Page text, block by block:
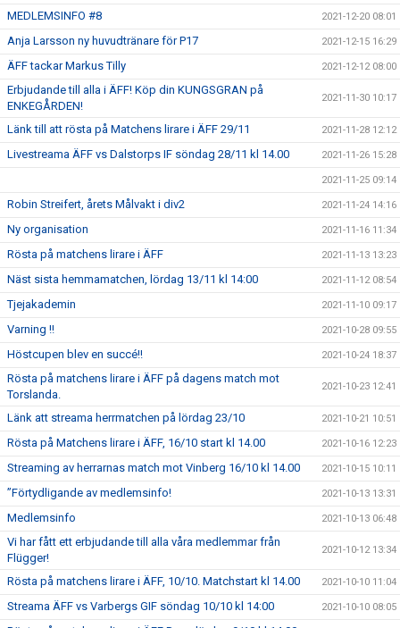
MEDLEMSINFO #8 2021-12-20 08:01
Anja Larsson ny huvudtränare för P17 2021-12-15 16:29
ÄFF tackar Markus Tilly 2021-12-12 08:00
Erbjudande till alla i ÄFF! Köp din KUNGSGRAN på
ENKEGÅRDEN!
2021-11-30 10:17
Länk till att rösta på Matchens lirare i ÄFF 29/11 2021-11-28 12:12
Livestreama ÄFF vs Dalstorps IF söndag 28/11 kl 14.00 2021-11-26 15:28
2021-11-25 09:14
Robin Streifert, årets Målvakt i div2 2021-11-24 14:16
Ny organisation 2021-11-16 11:34
Rösta på matchens lirare i ÄFF 2021-11-13 13:23
Näst sista hemmamatchen, lördag 13/11 kl 14:00 2021-11-12 08:54
Tjejakademin 2021-11-10 09:17
Varning !! 2021-10-28 09:55
Höstcupen blev en succé!! 2021-10-24 18:37
Rösta på matchens lirare i ÄFF på dagens match mot
Torslanda.
2021-10-23 12:41
Länk att streama herrmatchen på lördag 23/10 2021-10-21 10:51
Rösta på Matchens lirare i ÄFF, 16/10 start kl 14.00 2021-10-16 12:23
Streaming av herrarnas match mot Vinberg 16/10 kl 14.00 2021-10-15 10:11
”Förtydligande av medlemsinfo! 2021-10-13 13:31
Medlemsinfo 2021-10-13 06:48
Vi har fått ett erbjudande till alla våra medlemmar från
Flügger!
2021-10-12 13:34
Rösta på matchens lirare i ÄFF, 10/10. Matchstart kl 14.00 2021-10-10 11:04
Streama ÄFF vs Varbergs GIF söndag 10/10 kl 14:00 2021-10-10 08:05